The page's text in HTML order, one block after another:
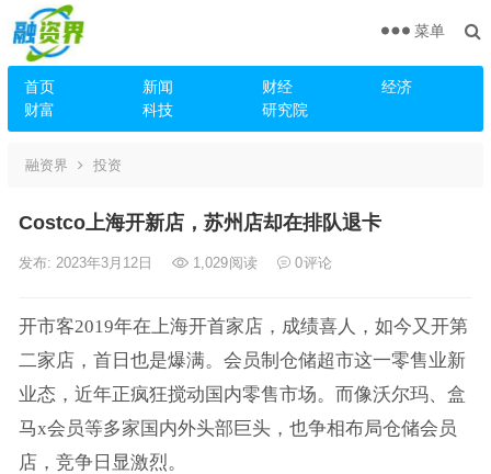
首页 新闻 财经
经济
财富
科技 研究院
菜单
融资界 投资
Costco上海开新店，苏州店却在排队退卡
发布: 2023年3月12日 1,029阅读 0评论
开市客2019年在上海开首家店，成绩喜人，如今又开第
二家店，首日也是爆满。会员制仓储超市这一零售业新
业态，近年正疯狂搅动国内零售市场。而像沃尔玛、盒
马x会员等多家国内外头部巨头，也争相布局仓储会员
店，竞争日显激烈。